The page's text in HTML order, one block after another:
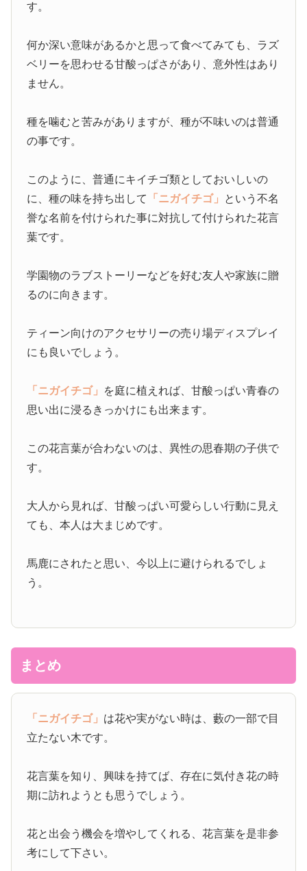
す。
何か深い意味があるかと思って食べてみても、ラズ
ベリーを思わせる甘酸っぱさがあり、意外性はあり
ません。
種を噛むと苦みがありますが、種が不味いのは普通
の事です。
このように、普通にキイチゴ類としておいしいの
に、種の味を持ち出して
「ニガイチゴ」 という不名
誉な名前を付けられた事に対抗して付けられた花言
葉です。
学園物のラブストーリーなどを好む友人や家族に贈
るのに向きます。
ティーン向けのアクセサリーの売り場ディスプレイ
にも良いでしょう。
「ニガイチゴ」 を庭に植えれば、甘酸っぱい青春の
思い出に浸るきっかけにも出来ます。
この花言葉が合わないのは、異性の思春期の子供で
す。
大人から見れば、甘酸っぱい可愛らしい行動に見え
ても、本人は大まじめです。
馬鹿にされたと思い、今以上に避けられるでしょ
う。
まとめ
「ニガイチゴ」 は花や実がない時は、藪の一部で目
立たない木です。
花言葉を知り、興味を持てば、存在に気付き花の時
期に訪れようとも思うでしょう。
花と出会う機会を増やしてくれる、花言葉を是非参
考にして下さい。